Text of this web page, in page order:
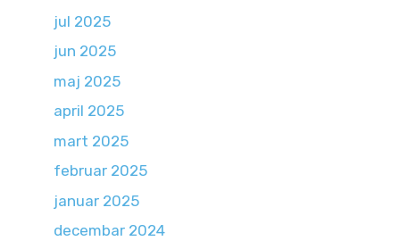
jul 2025
jun 2025
maj 2025
april 2025
mart 2025
februar 2025
januar 2025
decembar 2024